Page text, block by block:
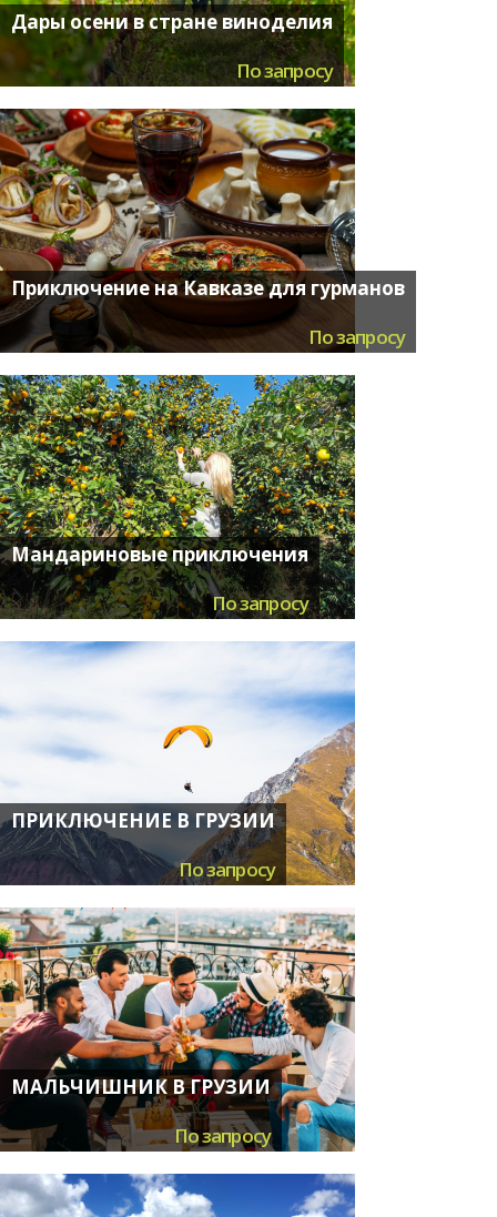
Дары осени в стране виноделия
По запросу
Приключение на Кавказе для гурманов
По запросу
Мандариновые приключения
По запросу
ПРИКЛЮЧЕНИЕ В ГРУЗИИ
По запросу
МАЛЬЧИШНИК В ГРУЗИИ
По запросу